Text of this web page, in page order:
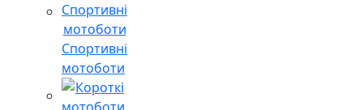
Спортивні
мотоботи